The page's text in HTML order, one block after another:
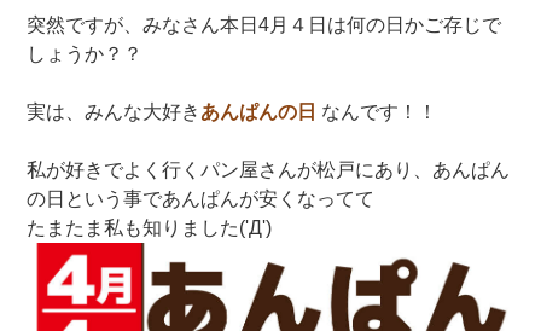
突然ですが、みなさん本日4月４日は何の日かご存じで
しょうか？？
実は、みんな大好き あんぱんの日 なんです！！
私が好きでよく行くパン屋さんが松戸にあり、あんぱん
の日という事であんぱんが安くなってて
たまたま私も知りました('Д')